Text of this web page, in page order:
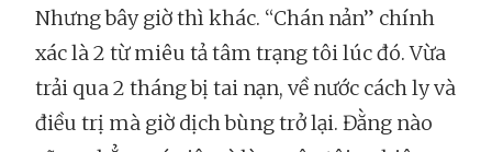
Nhưng bây giờ thì khác. “Chán nản” chính
xác là 2 từ miêu tả tâm trạng tôi lúc đó. Vừa
trải qua 2 tháng bị tai nạn, về nước cách ly và
điều trị mà giờ dịch bùng trở lại. Đằng nào